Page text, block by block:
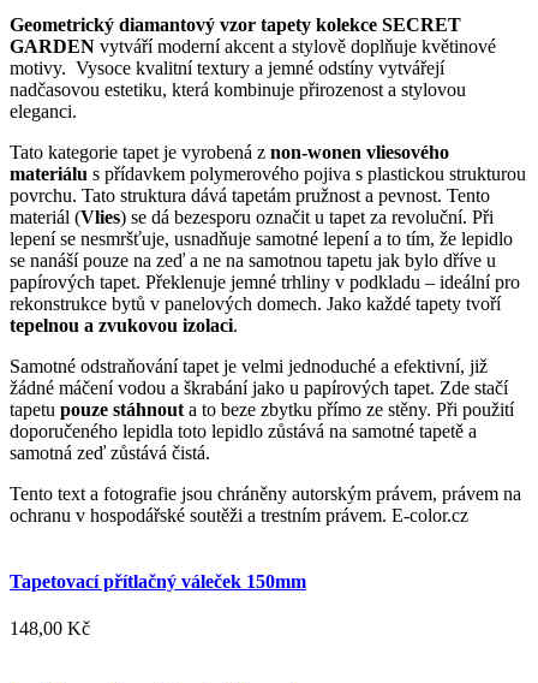
Geometrický diamantový vzor tapety kolekce SECRET
GARDEN vytváří moderní akcent a stylově doplňuje květinové
motivy. Vysoce kvalitní textury a jemné odstíny vytvářejí
nadčasovou estetiku, která kombinuje přirozenost a stylovou
eleganci.
Tato kategorie tapet je vyrobená z non-wonen vliesového
materiálu s přídavkem polymerového pojiva s plastickou strukturou
povrchu. Tato struktura dává tapetám pružnost a pevnost. Tento
materiál (Vlies) se dá bezesporu označit u tapet za revoluční. Při
lepení se nesmršťuje, usnadňuje samotné lepení a to tím, že lepidlo
se nanáší pouze na zeď a ne na samotnou tapetu jak bylo dříve u
papírových tapet. Překlenuje jemné trhliny v podkladu – ideální pro
rekonstrukce bytů v panelových domech. Jako každé tapety tvoří
tepelnou a zvukovou izolaci.
Samotné odstraňování tapet je velmi jednoduché a efektivní, již
žádné máčení vodou a škrabání jako u papírových tapet. Zde stačí
tapetu pouze stáhnout a to beze zbytku přímo ze stěny. Při použití
doporučeného lepidla toto lepidlo zůstává na samotné tapetě a
samotná zeď zůstává čistá.
Tento text a fotografie jsou chráněny autorským právem, právem na
ochranu v hospodářské soutěži a trestním právem. E-color.cz
Tapetovací přítlačný váleček 150mm
148,00 Kč